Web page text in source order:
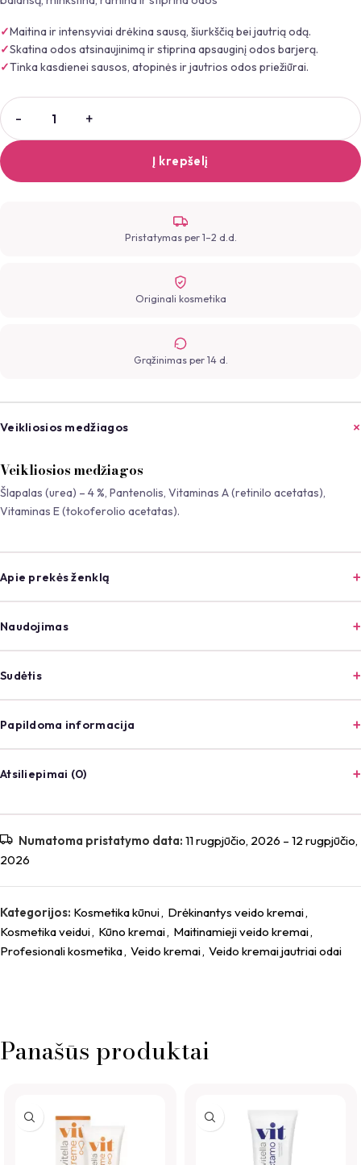
Maitina ir intensyviai drėkina sausą, šiurkščią bei jautrią odą.
Skatina odos atsinaujinimą ir stiprina apsauginį odos barjerą.
Tinka kasdienei sausos, atopinės ir jautrios odos priežiūrai.
Į krepšelį
Pristatymas per 1–2 d.d.
Originali kosmetika
Grąžinimas per 14 d.
Veikliosios medžiagos
Veikliosios medžiagos
Šlapalas (urea) – 4 %, Pantenolis, Vitaminas A (retinilo acetatas),
Vitaminas E (tokoferolio acetatas).
Apie prekės ženklą
Naudojimas
Sudėtis
Papildoma informacija
Atsiliepimai (0)
Atsiliepimų dar nėra.
Būkite pirmas aprašęs “Vitella U Maitinamasis Losjonas,
120 ml”
El. pašto adresas nebus skelbiamas.Būtini laukeliai pažymėti*
Numatoma pristatymo data: 11 rugpjūčio, 2026 – 12 rugpjūčio,
2026
Kategorijos: Kosmetika kūnui, Drėkinantys veido kremai,
Kosmetika veidui, Kūno kremai, Maitinamieji veido kremai,
Profesionali kosmetika, Veido kremai, Veido kremai jautriai odai
Panašūs produktai